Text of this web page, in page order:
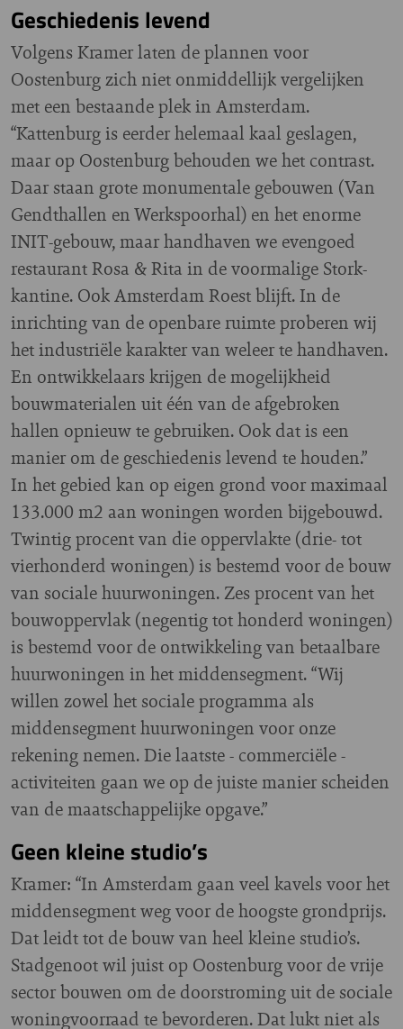
Geschiedenis levend
Volgens Kramer laten de plannen voor
Oostenburg zich niet onmiddellijk vergelijken
met een bestaande plek in Amsterdam.
“Kattenburg is eerder helemaal kaal geslagen,
maar op Oostenburg behouden we het contrast.
Daar staan grote monumentale gebouwen (Van
Gendthallen en Werkspoorhal) en het enorme
INIT-gebouw, maar handhaven we evengoed
restaurant Rosa & Rita in de voormalige Stork-
kantine. Ook Amsterdam Roest blijft. In de
inrichting van de openbare ruimte proberen wij
het industriële karakter van weleer te handhaven.
En ontwikkelaars krijgen de mogelijkheid
bouwmaterialen uit één van de afgebroken
hallen opnieuw te gebruiken. Ook dat is een
manier om de geschiedenis levend te houden.”
In het gebied kan op eigen grond voor maximaal
133.000 m2 aan woningen worden bijgebouwd.
Twintig procent van die oppervlakte (drie- tot
vierhonderd woningen) is bestemd voor de bouw
van sociale huurwoningen. Zes procent van het
bouwoppervlak (negentig tot honderd woningen)
is bestemd voor de ontwikkeling van betaalbare
huurwoningen in het middensegment. “Wij
willen zowel het sociale programma als
middensegment huurwoningen voor onze
rekening nemen. Die laatste - commerciële -
activiteiten gaan we op de juiste manier scheiden
van de maatschappelijke opgave.”
Geen kleine studio’s
Kramer: “In Amsterdam gaan veel kavels voor het
middensegment weg voor de hoogste grondprijs.
Dat leidt tot de bouw van heel kleine studio’s.
Stadgenoot wil juist op Oostenburg voor de vrije
sector bouwen om de doorstroming uit de sociale
woningvoorraad te bevorderen. Dat lukt niet als